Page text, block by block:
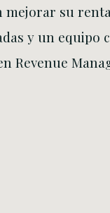
mejorar su
y un equipo
Revenue